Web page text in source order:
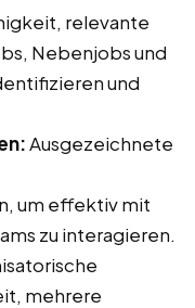
relevante
Nebenjobs und
und
Ausgezeichnete
um effektiv mit
zu interagieren.
mehrere